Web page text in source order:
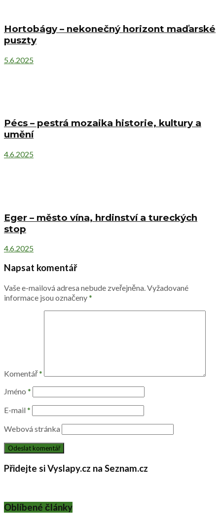
Hortobágy – nekonečný horizont maďarské
puszty
5.6.2025
Pécs – pestrá mozaika historie, kultury a
umění
4.6.2025
Eger – město vína, hrdinství a tureckých
stop
4.6.2025
Napsat komentář
Vaše e-mailová adresa nebude zveřejněna.Vyžadované
informace jsou označeny*
Komentář*
Jméno *
E-mail *
Webová stránka
Přidejte si Vyslapy.cz na Seznam.cz
Oblíbené články